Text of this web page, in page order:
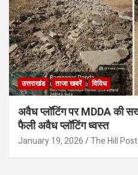
उत्तराखंड ताजा खबरें विविध
अवैध प्लॉटिंग पर MDDA की
फैली अवैध प्लॉटिंग ध्वस्त
January 19, 2026 The Hill Post